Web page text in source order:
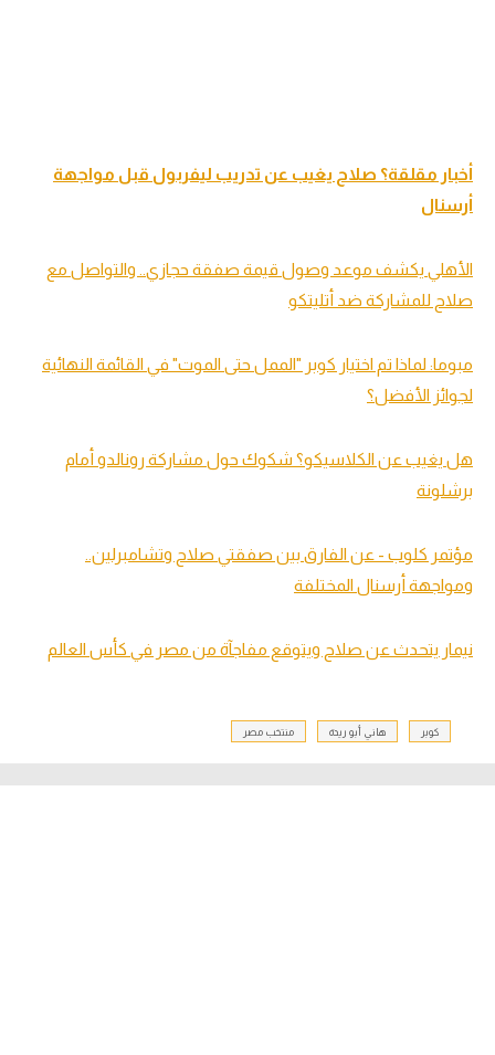
أخبار مقلقة؟ صلاح يغيب عن تدريب ليفربول قبل مواجهة
أرسنال
الأهلي يكشف موعد وصول قيمة صفقة حجازي.. والتواصل مع
صلاح للمشاركة ضد أتليتكو
مبوما: لماذا تم اختيار كوبر "الممل حتى الموت" في القائمة النهائية
لجوائز الأفضل؟
هل يغيب عن الكلاسيكو؟ شكوك حول مشاركة رونالدو أمام
برشلونة
مؤتمر كلوب - عن الفارق بين صفقتي صلاح وتشامبرلين..
ومواجهة أرسنال المختلفة
نيمار يتحدث عن صلاح ويتوقع مفاجآة من مصر في كأس العالم
كوبر هاني أبو ريدة منتخب مصر